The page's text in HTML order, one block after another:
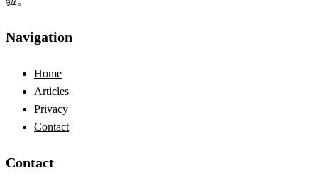
Navigation
Home
Articles
Privacy
Contact
Contact